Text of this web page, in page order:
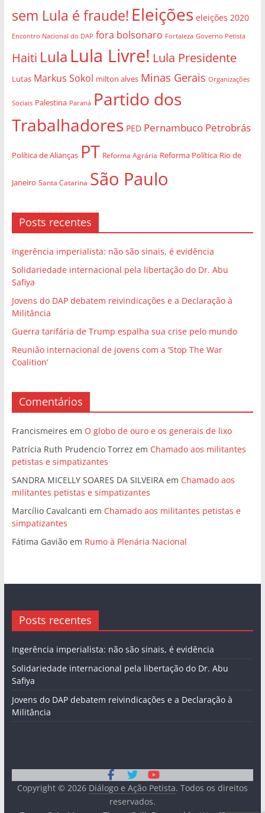
sem Lula é fraude! Eleições eleições 2020
Encontro Nacional do DAP fora bolsonaro Fortaleza Governo Petista
Haiti Lula Lula Livre! Lula Presidente
Lutas Markus Sokol milton alves Minas Gerais Organizações
Sociais Palestina Paraná Partido dos
Trabalhadores PED Pernambuco Petrobrás
Política de Alianças PT Reforma Agrária Reforma Política Rio de
Janeiro Santa Catarina São Paulo
Posts recentes
Ingerência imperialista: não são sinais, é evidência
Solidariedade internacional pela libertação do Dr. Abu
Safiya
Jovens do DAP debatem reivindicações e a Declaração à
Militância
Guerra tarifária de Trump espalha sua crise pelo mundo
Reunião internacional de jovens com a ‘Stop The War
Coalition’
Comentários
Francismeires em O globo de ouro e os generais de lixo
Patrícia Ruth Prudencio Torrez em Chamado aos militantes
petistas e simpatizantes
SANDRA MICELLY SOARES DA SILVEIRAem Chamado aos
militantes petistas e simpatizantes
Marcílio Cavalcanti em Chamado aos militantes petistas e
simpatizantes
Fátima Gaviãoem Rumo à Plenária Nacional
Posts recentes
Ingerência imperialista: não são sinais, é evidência
Solidariedade internacional pela libertação do Dr. Abu
Safiya
Jovens do DAP debatem reivindicações e a Declaração à
Militância
Copyright © 2026 Diálogo e Ação Petista. Todos os direitos
reservados.